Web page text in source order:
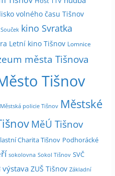
volného času Tišnov
kino Svratka
Letní kino Tišnov Lomnice
města Tišnova
Tišnov
Městská policie Tišnov Městské
MěÚ Tišnov
Charita Tišnov Podhorácké
sokolovna Sokol Tišnov SVČ
výstava ZUŠ Tišnov Základní